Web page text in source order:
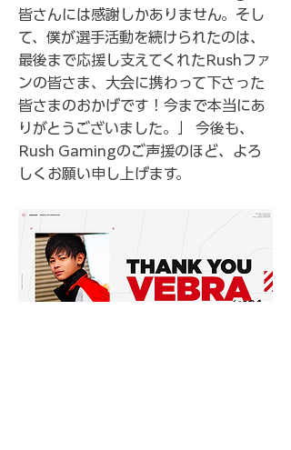
皆さんには感謝しかありません。そし
て、僕が選手活動を続けられたのは、
最後まで応援し支えてくれたRushファ
ンの皆さま、大会に携わって下さった
皆さまのおかげです！今まで本当にあ
りがとうございました。」 今後も、
Rush Gamingのご声援のほど、よろ
しくお願い申し上げます。